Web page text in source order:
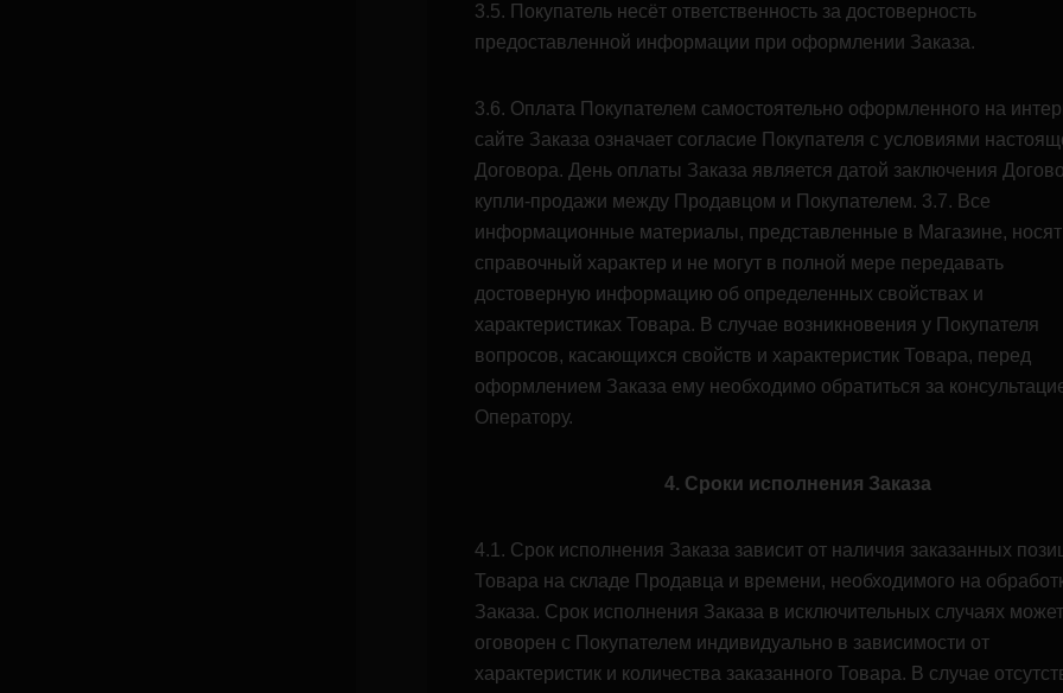
3.5. Покупатель несёт ответственность за достоверность
предоставленной информации при оформлении Заказа.
3.6. Оплата Покупателем самостоятельно оформленного на
сайте Заказа означает согласие Покупателя с условиями
Договора. День оплаты Заказа является датой заключения
купли-продажи между Продавцом и Покупателем. 3.7. Все
информационные материалы, представленные в Магазине, носят
справочный характер и не могут в полной мере передавать
достоверную информацию об определенных свойствах и
характеристиках Товара. В случае возникновения у Покупателя
вопросов, касающихся свойств и характеристик Товара, перед
оформлением Заказа ему необходимо обратиться за
Оператору.
4. Сроки исполнения Заказа
4.1. Срок исполнения Заказа зависит от наличия заказанных
Товара на складе Продавца и времени, необходимого на
Заказа. Срок исполнения Заказа в исключительных случаях
оговорен с Покупателем индивидуально в зависимости от
характеристик и количества заказанного Товара. В случае